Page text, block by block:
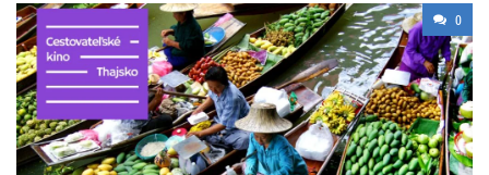
0